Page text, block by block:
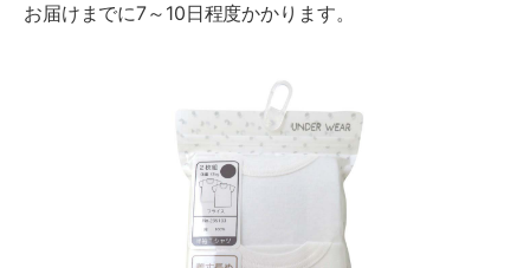
お届けまでに7～10日程度かかります。